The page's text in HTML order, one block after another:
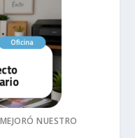
NUESTRO